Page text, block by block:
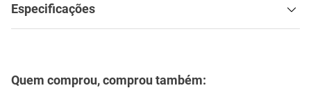
Especificações
Quem comprou, comprou também: